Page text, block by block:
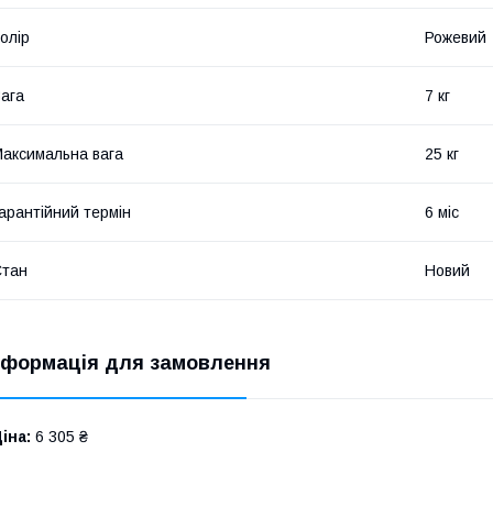
Рожевий
7 кг
вага 25 кг
термін 6 міс
Новий
для замовлення
6 305 ₴